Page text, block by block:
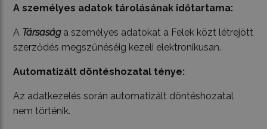
A személyes adatok tárolásának időtartama:
A Társasága személyes adatokat a Felek közt létrejött
szerződés megszűnéséig kezeli elektronikusan.
Automatizált döntéshozatal ténye:
Az adatkezelés során automatizált döntéshozatal
nem történik.